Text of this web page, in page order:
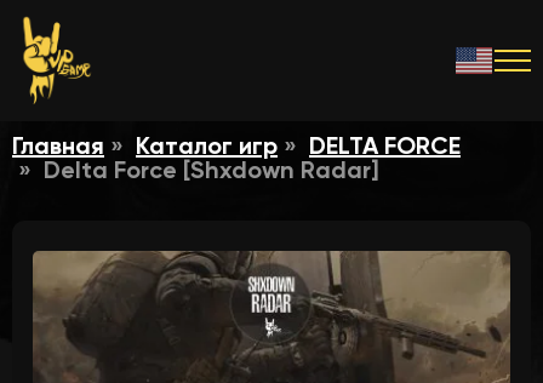
Главная Каталог игр
DELTA FORCE
Delta Force [Shxdown Radar]